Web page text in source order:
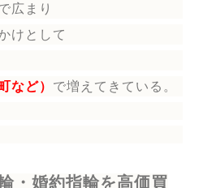
広まり
けとして
など） で増えてきている。
・婚約指輪を高価買